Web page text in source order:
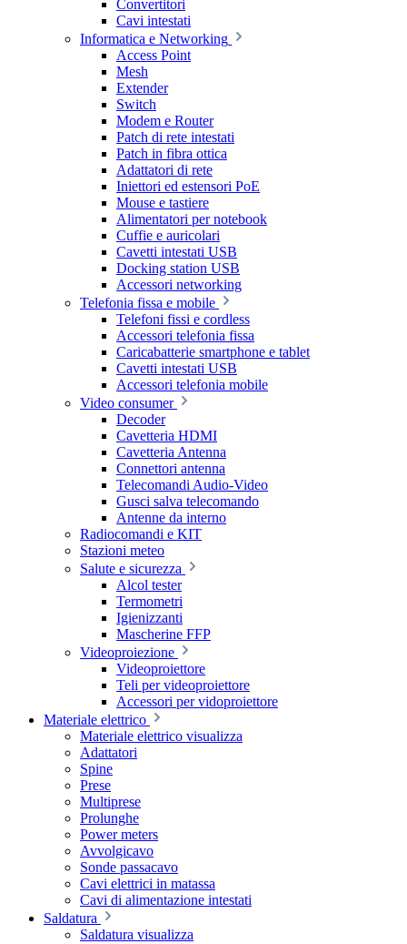
Convertitori
Cavi intestati
Informatica e Networking
Access Point
Mesh
Extender
Switch
Modem e Router
Patch di rete intestati
Patch in fibra ottica
Adattatori di rete
Iniettori ed estensori PoE
Mouse e tastiere
Alimentatori per notebook
Cuffie e auricolari
Cavetti intestati USB
Docking station USB
Accessori networking
Telefonia fissa e mobile
Telefoni fissi e cordless
Accessori telefonia fissa
Caricabatterie smartphone e tablet
Cavetti intestati USB
Accessori telefonia mobile
Video consumer
Decoder
Cavetteria HDMI
Cavetteria Antenna
Connettori antenna
Telecomandi Audio-Video
Gusci salva telecomando
Antenne da interno
Radiocomandi e KIT
Stazioni meteo
Salute e sicurezza
Alcol tester
Termometri
Igienizzanti
Mascherine FFP
Videoproiezione
Videoproiettore
Teli per videoproiettore
Accessori per vidoproiettore
Materiale elettrico
Materiale elettrico visualizza
Adattatori
Spine
Prese
Multiprese
Prolunghe
Power meters
Avvolgicavo
Sonde passacavo
Cavi elettrici in matassa
Cavi di alimentazione intestati
Saldatura
Saldatura visualizza